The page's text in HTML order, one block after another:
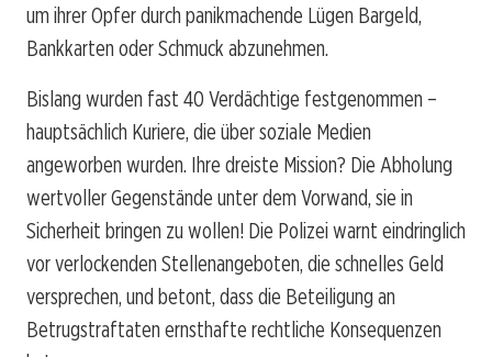
um ihrer Opfer durch panikmachende Lügen Bargeld,
Bankkarten oder Schmuck abzunehmen.
Bislang wurden fast 40 Verdächtige festgenommen –
hauptsächlich Kuriere, die über soziale Medien
angeworben wurden. Ihre dreiste Mission? Die Abholung
wertvoller Gegenstände unter dem Vorwand, sie in
Sicherheit bringen zu wollen! Die Polizei warnt eindringlich
vor verlockenden Stellenangeboten, die schnelles Geld
versprechen, und betont, dass die Beteiligung an
Betrugstraftaten ernsthafte rechtliche Konsequenzen